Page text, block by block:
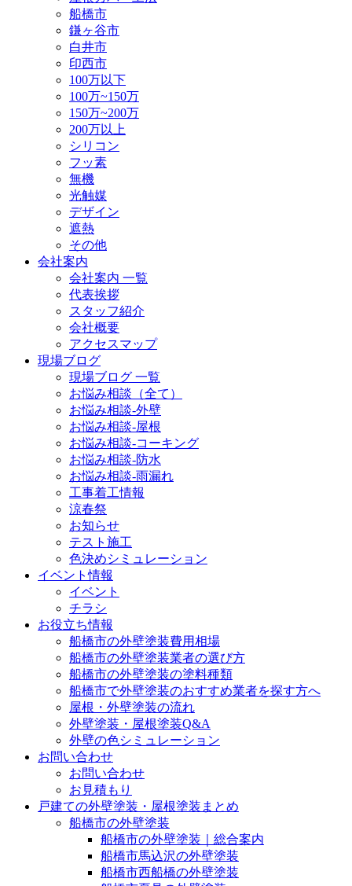
船橋市
鎌ヶ谷市
白井市
印西市
100万以下
100万~150万
150万~200万
200万以上
シリコン
フッ素
無機
光触媒
デザイン
遮熱
その他
会社案内
会社案内 一覧
代表挨拶
スタッフ紹介
会社概要
アクセスマップ
現場ブログ
現場ブログ 一覧
お悩み相談（全て）
お悩み相談-外壁
お悩み相談-屋根
お悩み相談-コーキング
お悩み相談-防水
お悩み相談-雨漏れ
工事着工情報
涼春祭
お知らせ
テスト施工
色決めシミュレーション
イベント情報
イベント
チラシ
お役立ち情報
船橋市の外壁塗装費用相場
船橋市の外壁塗装業者の選び方
船橋市の外壁塗装の塗料種類
船橋市で外壁塗装のおすすめ業者を探す方へ
屋根・外壁塗装の流れ
外壁塗装・屋根塗装Q&A
外壁の色シミュレーション
お問い合わせ
お問い合わせ
お見積もり
戸建ての外壁塗装・屋根塗装まとめ
船橋市の外壁塗装
船橋市の外壁塗装｜総合案内
船橋市馬込沢の外壁塗装
船橋市西船橋の外壁塗装